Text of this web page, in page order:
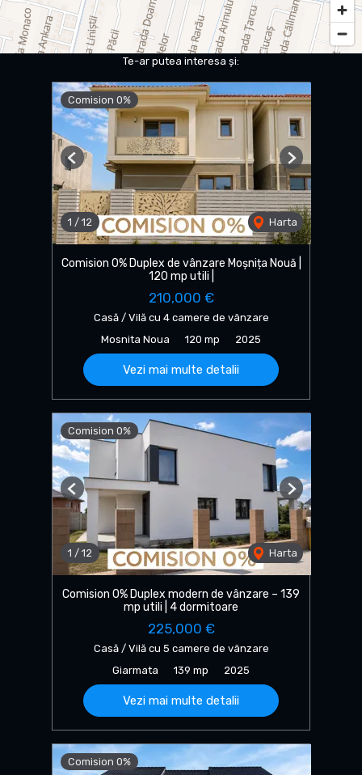
Te-ar putea interesa și:
Comision 0%
1 / 12 Harta
Previous Next
Comision 0% Duplex de vânzare Moșnița Nouă |
120 mp utili |
210,000 €
Casă / Vilă cu 4 camere de vânzare
Mosnita Noua
120 mp 2025
Vezi mai multe detalii
Comision 0%
1 / 12 Harta
Previous Next
Comision 0% Duplex modern de vânzare – 139
mp utili | 4 dormitoare
225,000 €
Casă / Vilă cu 5 camere de vânzare
Giarmata
139 mp 2025
Vezi mai multe detalii
Comision 0%